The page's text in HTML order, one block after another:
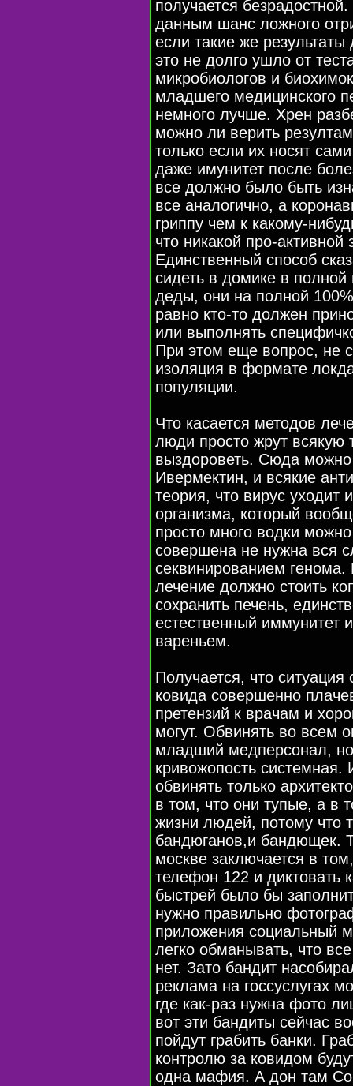
получается
данным шанс ложного
если такие же
это не долго ушло от
микробиологов и
младшего медицинского
немного лучше. Хрен
можно ли верить
только если их носят
даже имунитет после
все должно было быть
все аналогично, а
гриппу чем к какому-
что никакой про-
Единственный способ
сидеть в домике в
деды, они на полной
равно кто-то должен
или выполнять
При этом еще вопрос, не
изоляция в формате
популяции.
Что касается методов
люди просто жрут всякую
выздороветь. Сюда
Ивермектин, и всякие
теория, что вирус уходит
организма, который
просто много водки
совершена не нужна вся
секвинированием генома.
лечение должно стоить
сохранить печень,
естественный иммунитет
вареньем.
Получается, что
ковида совершенно
претензий к врачам и
могут. Обвинять во всем
младший медперсонал, но
кривожопость
обвинять только
в том, что они тупые, а в
жизни людей, потому что
бандюганов,и бандющек.
москве заключается в
телефон 122 и диктовать
быстрей было бы
нужно правильно
приложения социальный
легко обманывать, что
нет. Зато бандит
реклама на госсуслугах
где как-раз нужна фото
вот эти бандиты сейчас
пойдут грабить банки.
контролю за ковидом
одна мафия. А дон там